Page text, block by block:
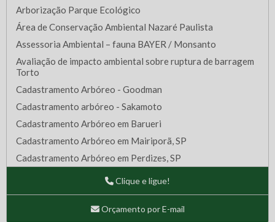
Arborização Parque Ecológico
Área de Conservação Ambiental Nazaré Paulista
Assessoria Ambiental – fauna BAYER / Monsanto
Avaliação de impacto ambiental sobre ruptura de barragem
Torto
Cadastramento Arbóreo - Goodman
Cadastramento arbóreo - Sakamoto
Cadastramento Arbóreo em Barueri
Cadastramento Arbóreo em Mairiporã, SP
Cadastramento Arbóreo em Perdizes, SP
Cadastramento Arbóreo em São Bernardo do Campo - SP
Cadastramento Arbóreo em SBC, SP
Cadastramento Arbóreo em terreno de Osasco, SP
Clique e ligue!
Orçamento por E-mail